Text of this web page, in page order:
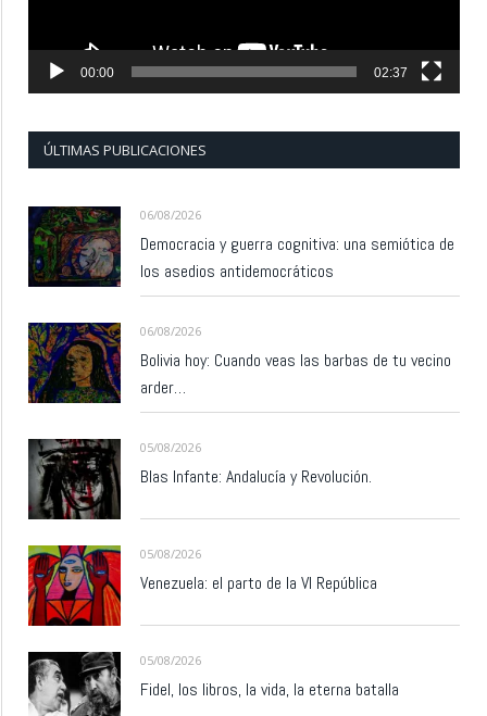
00:00 02:37
ÚLTIMAS PUBLICACIONES
06/08/2026
Democracia y guerra cognitiva: una semiótica de
los asedios antidemocráticos
06/08/2026
Bolivia hoy: Cuando veas las barbas de tu vecino
arder…
05/08/2026
Blas Infante: Andalucía y Revolución.
05/08/2026
Venezuela: el parto de la VI República
05/08/2026
Fidel, los libros, la vida, la eterna batalla